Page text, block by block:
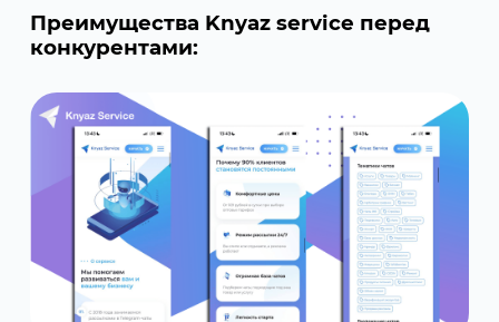
Преимущества Knyaz service перед
конкурентами: